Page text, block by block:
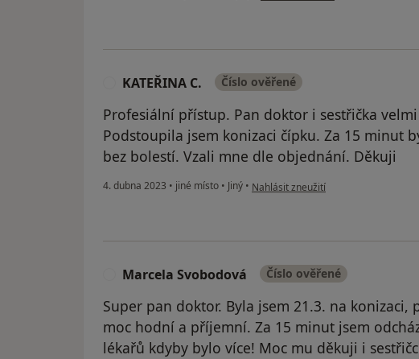
KATEŘINA C. Číslo ověřené
Profesiální přístup. Pan doktor i sestřička
Podstoupila jsem konizaci čípku. Za 15 minut
bez bolestí. Vzali mne dle objednání. Děkuji
4. dubna 2023 • jiné místo • Jiný • podle názoru uživatele KATEŘINA C.
Nahlásit zneužití
Marcela Svobodová Číslo ověřené
Super pan doktor. Byla jsem 21.3. na konizaci,
moc hodní a příjemní. Za 15 minut jsem
lékařů kdyby bylo více! Moc mu děkuji i